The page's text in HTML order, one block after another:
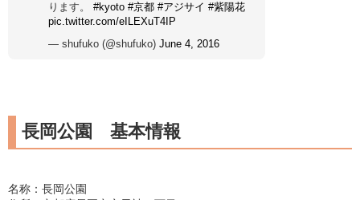
ります。 #kyoto #京都 #アジサイ #紫陽花
pic.twitter.com/eILEXuT4IP
— shufuko (@shufuko) June 4, 2016
長岡公園 基本情報
名称：長岡公園